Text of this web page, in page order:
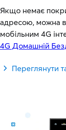
Якщо немає
адресою, можна
мобільним 4G
4G Домашній
Переглянути